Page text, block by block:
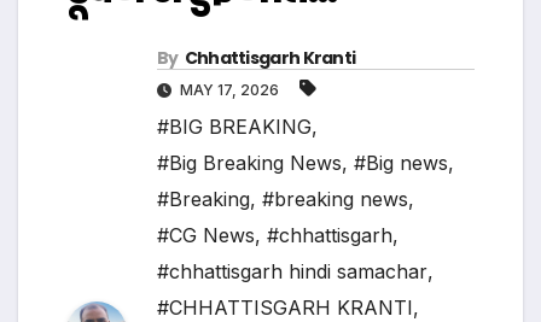
By Chhattisgarh Kranti
MAY 17, 2026
#BIG BREAKING,
#Big Breaking News, #Big news,
#Breaking, #breaking news,
#CG News, #chhattisgarh,
#chhattisgarh hindi samachar,
#CHHATTISGARH KRANTI,